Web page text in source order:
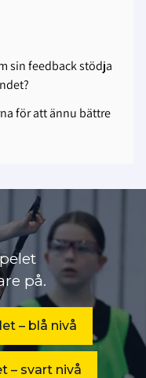
sin feedback stödja
för att ännu bättre
på.
– blå nivå
– svart nivå